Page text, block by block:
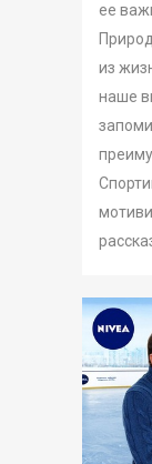
ее
из
наше